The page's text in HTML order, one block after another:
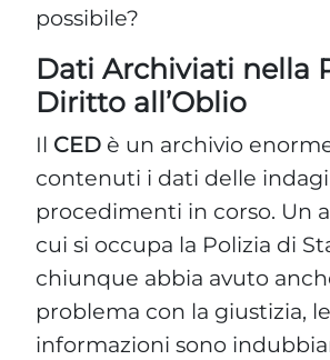
possibile?
Dati Archiviati nella
Diritto all’Oblio
Il CED è un archivio
contenuti i dati delle
procedimenti in corso. Un
cui si occupa la Polizia di
chiunque abbia avuto
problema con la giustizia, le
informazioni sono